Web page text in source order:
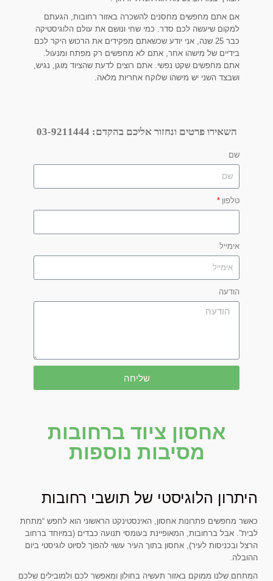
אם אתם מחפשים מחסנים להשכרה באזור רחובות, הגעתם
למקום שיעשה לכם סדר. כמי שחי ונושם את עולם הלוגיסטיקה
כבר 25 שנה, אני יודע שכשאתם מפקידים את הרכוש היקר לכם
בידיים של מישהו אחר, אתם לא מחפשים רק מפתח ומנעול.
אתם מחפשים שקט נפשי. אתם רוצים לדעת שהציוד מוגן, נגיש,
ושבצד השני יש מישהו שלוקח אחריות מלאה.
השאירו פרטים ונחזור אליכם בהקדם: 03-9211444
שם
טלפון
אימייל
הודעה
שליחה
אחסון ציוד ברחובות
מסיבות נוספות
היתרון הלוגיסטי של תושבי רחובות
כאשר מחפשים פתרונות אחסון, האינסטינקט הראשוני הוא לחפש “מתחת
לבית”. אבל ברחובות, המאופיינת בעומסי תנועה כבדים (במיוחד ברחוב
הרצל ובכניסות לעיר), אחסון בתוך העיר עשוי להפוך לסיוט לוגיסטי ביום
ההובלה.
המתחם שלנו ממוקם באזור תעשיה בחולון ומאפשר לכם ולמובילים שלכם